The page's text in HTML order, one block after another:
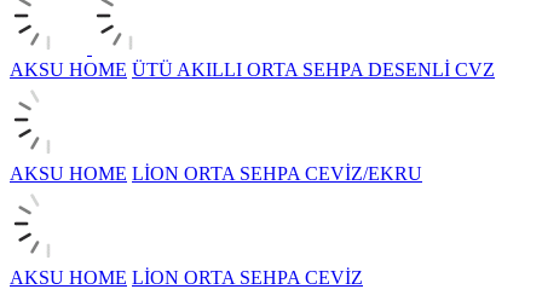
AKSU HOME ÜTÜ AKILLI ORTA SEHPA DESENLİ CVZ
AKSU HOME LİON ORTA SEHPA CEVİZ/EKRU
AKSU HOME LİON ORTA SEHPA CEVİZ